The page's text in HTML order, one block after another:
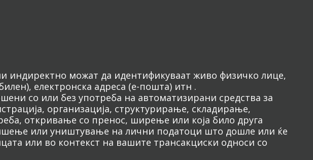
можат да идентификуваат живо физичко лице,
електронска адреса (е-пошта) итн .
со или без употреба на автоматизирани средства за
организација, структурирање, складирање,
откривање со пренос, ширење или која било друга
или уништување на лични податоци што дошле или ќе
или во контекст на вашите трансакциски односи со